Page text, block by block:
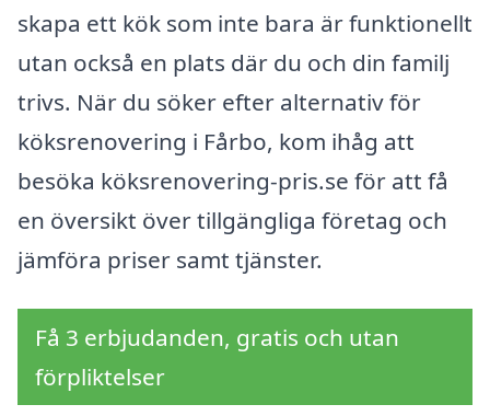
skapa ett kök som inte bara är funktionellt
utan också en plats där du och din familj
trivs. När du söker efter alternativ för
köksrenovering i Fårbo, kom ihåg att
besöka köksrenovering-pris.se för att få
en översikt över tillgängliga företag och
jämföra priser samt tjänster.
Få 3 erbjudanden, gratis och utan
förpliktelser